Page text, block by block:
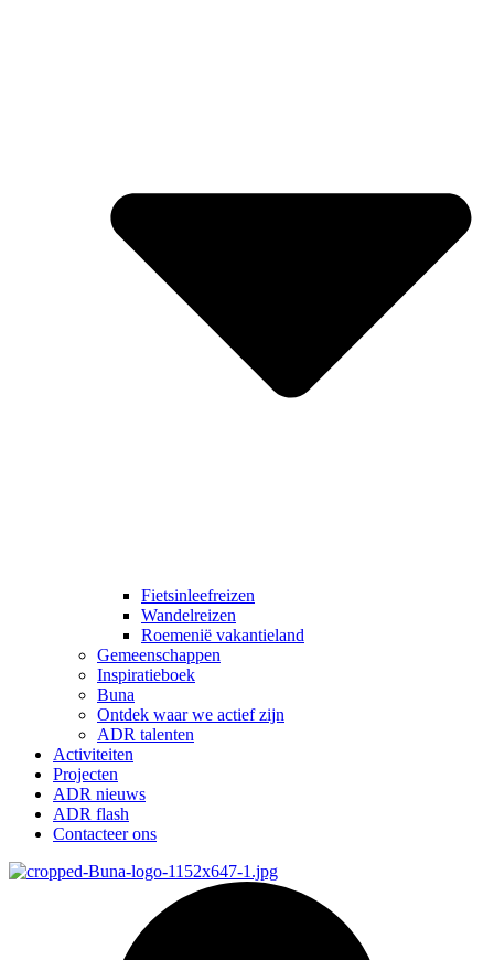
Fietsinleefreizen
Wandelreizen
Roemenië vakantieland
Gemeenschappen
Inspiratieboek
Buna
Ontdek waar we actief zijn
ADR talenten
Activiteiten
Projecten
ADR nieuws
ADR flash
Contacteer ons